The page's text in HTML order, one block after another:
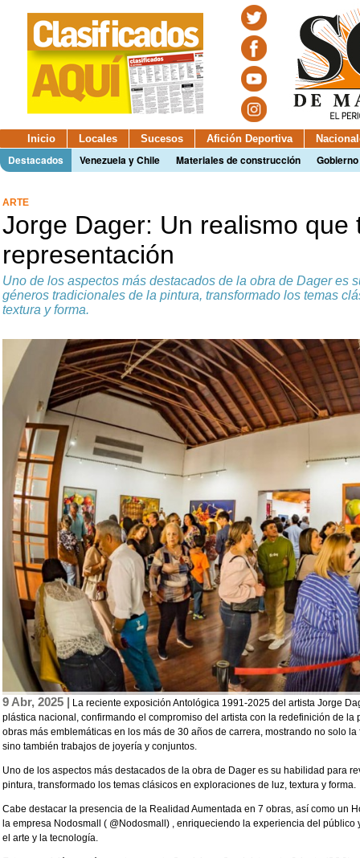
Inicio Locales Sucesos Afición Deportiva
Destacados Venezuela y Chile Materiales de construcción
ARTE
Jorge Dager: Un realismo que
representación
Uno de los aspectos más destacados de la obra de Dager es
géneros tradicionales de la pintura, transformado los temas
textura y forma.
9 Abr, 2025 | La reciente exposición Antológica 1991-2025 del artista Jorge
plástica nacional, confirmando el compromiso del artista con la redefinición de la
obras más emblemáticas en los más de 30 años de carrera, mostrando no solo
sino también trabajos de joyería y conjuntos.
Uno de los aspectos más destacados de la obra de Dager es su habilidad para
pintura, transformado los temas clásicos en exploraciones de luz, textura y forma.
Cabe destacar la presencia de la Realidad Aumentada en 7 obras, así como un
la empresa Nodosmall ( @Nodosmall) , enriqueciendo la experiencia del
el arte y la tecnología.